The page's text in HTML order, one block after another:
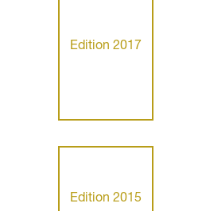
Edition 2017
Edition 2015